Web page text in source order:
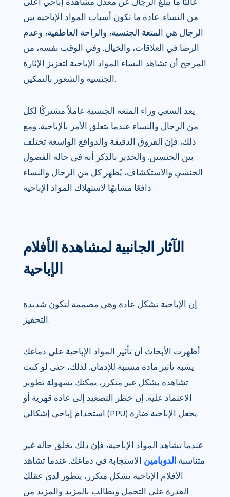
من النساء. عادة ما تكون أسباب المواد الإباحية بين
الرجال هي المتعة الجنسية، والراحة العاطفية، وعدم
الرضا في العلاقات، والخيال. وفي الوقت نفسه، من
المرجح أن تشاهد النساء المواد الإباحية لتعزيز الإثارة
الجنسية والشعور بالتمكين.
يعد السعي وراء المتعة الجنسية عاملاً مشتركًا لكل
من الرجال والنساء عندما يتعلق الأمر بالإباحية. ومع
ذلك، فإن الفروق الدقيقة والدوافع الواسعة تختلف
بين الجنسين. والجدير بالذكر أنه في حالة الفضول
الجنسي والاستكشاف، يُظهر كل من الرجال والنساء
دافعًا مشابهًا لاستهلاك المواد الإباحية.
الآثار الجانبية لمشاهدة الأفلام
الإباحية
إن الإباحية تشكل عادة وهي مصممة لتكون شديدة
التحفيز.
أظهرت الأبحاث أن تأثير المواد الإباحية على دماغك
يشبه تأثير مادة مسببة للإدمان. لذلك، حتى لو كنت
تشاهده بشكل غير متكرر، يمكنك بسهولة تطوير
الاعتماد عليه. إن خطر التصعيد إلى عادة قهرية أو
استخدام إباحي إشكالي (PPU) يجعل الإباحية ضارة.
عندما تشاهد المواد الإباحية، فإن ذلك يخلق حالة غير
متناسبة الدوبامين الاستجابة في دماغك. عندما تشاهد
الأفلام الإباحية بشكل متكرر، يتطور لدى عقلك
القدرة على التحمل ويطالب بالمزيد والمزيد من